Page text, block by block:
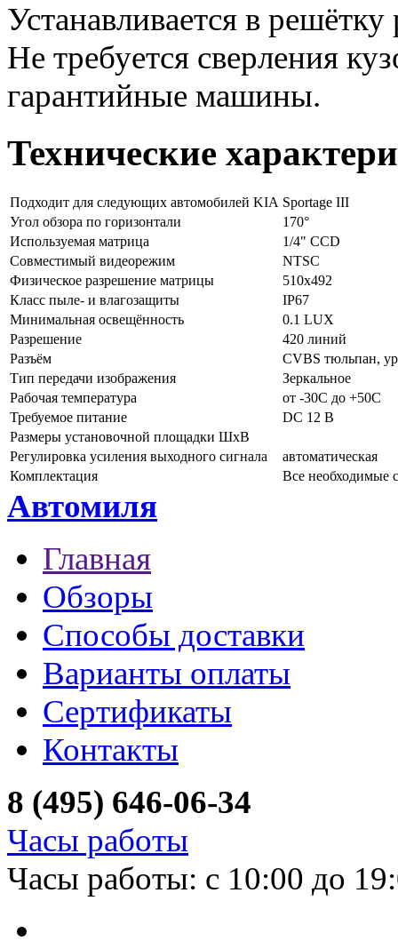
Устанавливается в
Не требуется сверления
гарантийные машины.
Технические
Подходит для следующих автомобилей KIA Sportage III
Угол обзора по горизонтали
170°
Используемая матрица
1/4" CCD
Совместимый видеорежим
NTSC
Физическое разрешение матрицы
510х492
Класс пыле- и влагозащиты
IP67
Минимальная освещённость
0.1 LUX
Разрешение
420 линий
Разъём
CVBS тюльпан,
Тип передачи изображения
Зеркальное
Рабочая температура
от -30C до +50C
Требуемое питание
DC 12 В
Размеры установочной площадки ШхВ
Регулировка усиления выходного сигнала
автоматическая
Комплектация
Все необходимые
Автомиля
Главная
Обзоры
Способы доставки
Варианты оплаты
Сертификаты
Контакты
8 (495) 646-06-34
Часы работы
Часы работы: с 10:00 до